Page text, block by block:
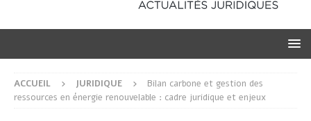
ACCUEIL JURIDIQUE
Bilan carbone et gestion des
ressources en énergie renouvelable : cadre juridique et enjeux